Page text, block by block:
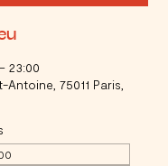
23:00
75011 Paris,